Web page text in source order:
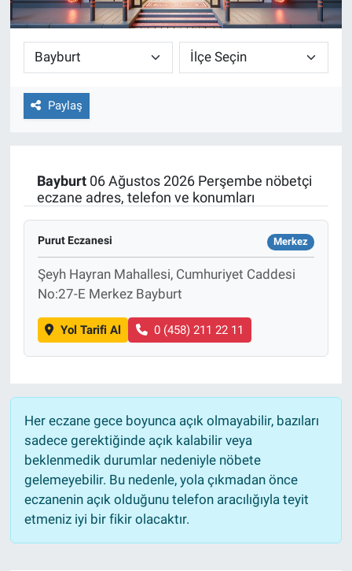
Paylaş
Bayburt06 Ağustos 2026 Perşembe nöbetçi
eczane adres, telefon ve konumları
Purut Eczanesi Merkez
Şeyh Hayran Mahallesi, Cumhuriyet Caddesi
No:27-E Merkez Bayburt
Yol Tarifi Al 0 (458) 211 22 11
Her eczane gece boyunca açık olmayabilir, bazıları
sadece gerektiğinde açık kalabilir veya
beklenmedik durumlar nedeniyle nöbete
gelemeyebilir. Bu nedenle, yola çıkmadan önce
eczanenin açık olduğunu telefon aracılığıyla teyit
etmeniz iyi bir fikir olacaktır.